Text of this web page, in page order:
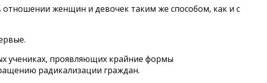
отношении женщин и девочек таким же способом, как и с
учениках, проявляющих крайние формы
радикализации граждан.